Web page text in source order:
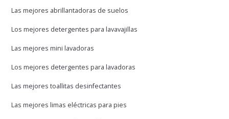
Las mejores abrillantadoras de suelos
Los mejores detergentes para lavavajillas
Las mejores mini lavadoras
Los mejores detergentes para lavadoras
Las mejores toallitas desinfectantes
Las mejores limas eléctricas para pies